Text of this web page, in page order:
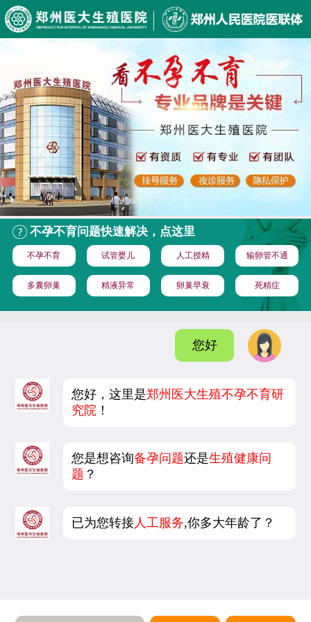
不孕不育问题快速解决，点这里
不孕不育 试管婴儿 人工授精 输卵管不通
多囊卵巢 精液异常 卵巢早衰 死精症
您好
您好，这里是郑州医大生殖不孕不育研
究院 ！
您是想咨询备孕问题还是生殖健康问
题 ？
已为您转接 人工服务,你多大年龄了？
5